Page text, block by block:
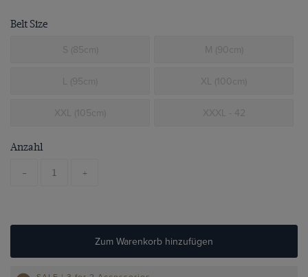
Belt Size
S (85cm) M (90cm)
L (95cm) XL (100cm)
XXL (105cm) XXXL - 42
Anzahl
- +
Zum Warenkorb hinzufügen